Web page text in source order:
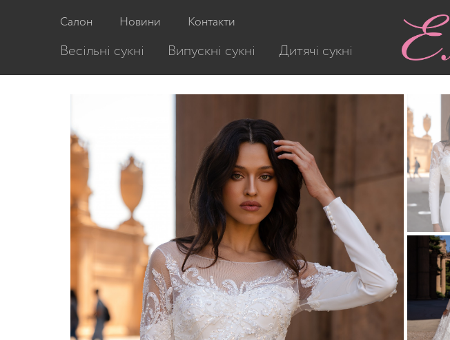
Головна / Весільні сукні/Весільна сукня S-653-Olga
Салон Новини Контакти
Весільні сукні Випускні сукні Дитячі сукні